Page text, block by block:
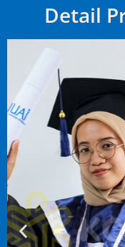
Detail